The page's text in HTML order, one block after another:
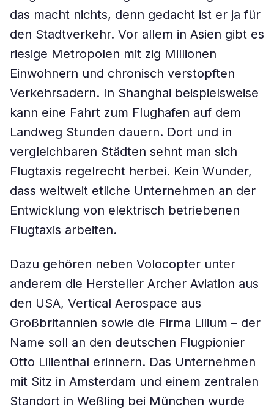
das macht nichts, denn gedacht ist er ja für
den Stadtverkehr. Vor allem in Asien gibt es
riesige Metropolen mit zig Millionen
Einwohnern und chronisch verstopften
Verkehrsadern. In Shanghai beispielsweise
kann eine Fahrt zum Flughafen auf dem
Landweg Stunden dauern. Dort und in
vergleichbaren Städten sehnt man sich
Flugtaxis regelrecht herbei. Kein Wunder,
dass weltweit etliche Unternehmen an der
Entwicklung von elektrisch betriebenen
Flugtaxis arbeiten.
Dazu gehören neben Volocopter unter
anderem die Hersteller Archer Aviation aus
den USA, Vertical Aerospace aus
Großbritannien sowie die Firma Lilium – der
Name soll an den deutschen Flugpionier
Otto Lilienthal erinnern. Das Unternehmen
mit Sitz in Amsterdam und einem zentralen
Standort in Weßling bei München wurde